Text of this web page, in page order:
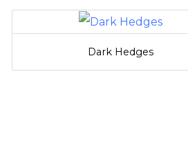
Dark Hedges